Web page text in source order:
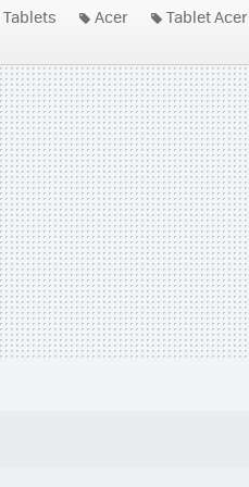
Tablets Acer Tablet Acer